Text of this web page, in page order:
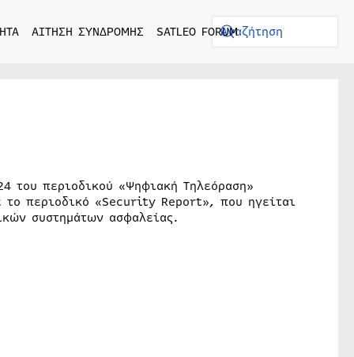
ΑΙΤΗΣΗ ΣΥΝΔΡΟΜΗΣ SATLEO FORUM
του περιοδικού «Ψηφιακή Τηλεόραση»
το περιοδικό «Security Report», που ηγείται
συστημάτων ασφαλείας.